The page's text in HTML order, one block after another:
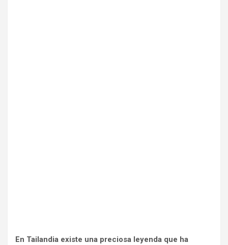
En Tailandia existe una preciosa leyenda que ha